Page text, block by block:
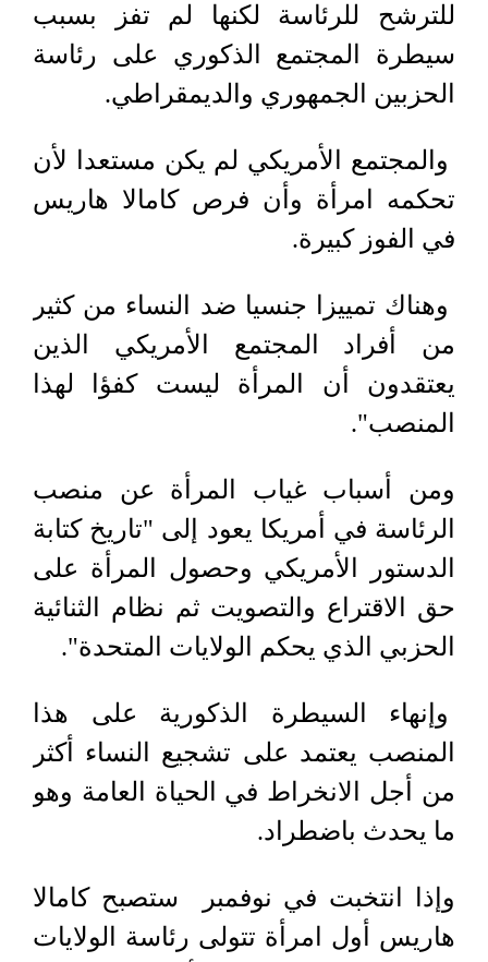
للترشح للرئاسة لكنها لم تفز بسبب
سيطرة المجتمع الذكوري على رئاسة
الحزبين الجمهوري والديمقراطي.
والمجتمع الأمريكي لم يكن مستعدا لأن
تحكمه امرأة وأن فرص كامالا هاريس
في الفوز كبيرة.
وهناك تمييزا جنسيا ضد النساء من كثير
من أفراد المجتمع الأمريكي الذين
يعتقدون أن المرأة ليست كفؤا لهذا
المنصب".
ومن أسباب غياب المرأة عن منصب
الرئاسة في أمريكا يعود إلى "تاريخ كتابة
الدستور الأمريكي وحصول المرأة على
حق الاقتراع والتصويت ثم نظام الثنائية
الحزبي الذي يحكم الولايات المتحدة".
وإنهاء السيطرة الذكورية على هذا
المنصب يعتمد على تشجيع النساء أكثر
من أجل الانخراط في الحياة العامة وهو
ما يحدث باضطراد.
وإذا انتخبت في نوفمبر ستصبح كامالا
هاريس أول امرأة تتولى رئاسة الولايات